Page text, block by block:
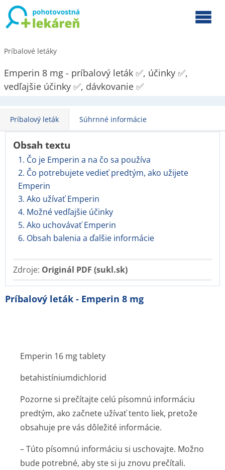
Príbalové letáky
Emperin 8 mg - príbalový leták ✅, účinky ✅,
vedľajšie účinky ✅, dávkovanie ✅
Príbalový leták Súhrnné informácie
Obsah textu
1. Čo je Emperin a na čo sa používa
2. Čo potrebujete vedieť predtým, ako užijete
Emperin
3. Ako užívať Emperin
4. Možné vedľajšie účinky
5. Ako uchovávať Emperin
6. Obsah balenia a ďalšie informácie
Zdroje: Originál PDF (sukl.sk)
Príbalový leták - Emperin 8 mg
Emperin 16 mg tablety
betahistínium­dichlorid
Pozorne si prečítajte celú písomnú informáciu
predtým, ako začnete užívať tento liek, pretože
obsahuje pre vás dôležité informácie.
– Túto písomnú informáciu si uschovajte. Možno
bude potrebné, aby ste si ju znovu prečítali.